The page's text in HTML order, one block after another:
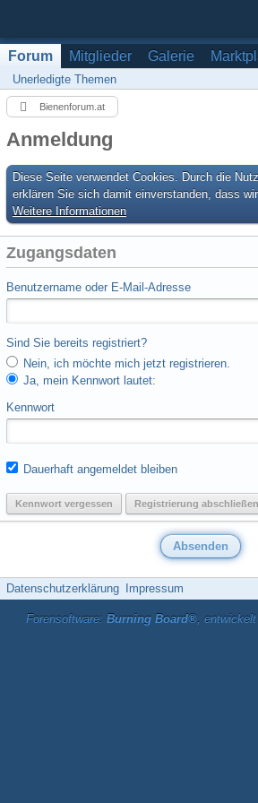
Forum Mitglieder Galerie
Unerledigte Themen
Bienenforum.at
Anmeldung
Diese Seite verwendet Cookies. Durch die
erklären Sie sich damit einverstanden, dass
Weitere Informationen
Zugangsdaten
Benutzername oder E-Mail-Adresse
Sind Sie bereits registriert?
Nein, ich möchte mich jetzt registrieren.
Ja, mein Kennwort lautet:
Kennwort
Dauerhaft angemeldet bleiben
Kennwort vergessen Registrierung abschließen
Datenschutzerklärung Impressum
Forensoftware: Burning Board®,